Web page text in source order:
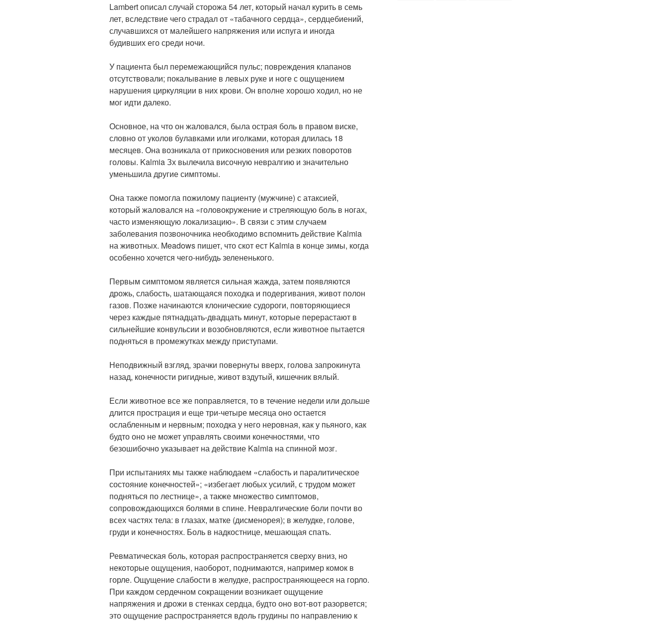
Lambert описал случай сторожа 54 лет, который начал курить в семь
лет, вследствие чего страдал от «табачного сердца», сердцебиений,
случавшихся от малейшего напряжения или испуга и иногда
будивших его среди ночи.
У пациента был перемежающийся пульс; повреждения клапанов
отсутствовали; покалывание в левых руке и ноге с ощущением
нарушения циркуляции в них крови. Он вполне хорошо ходил, но не
мог идти далеко.
Основное, на что он жаловался, была острая боль в правом виске,
словно от уколов булавками или иголками, которая длилась 18
месяцев. Она возникала от прикосновения или резких поворотов
головы. Kalmia Зх вылечила височную невралгию и значительно
уменьшила другие симптомы.
Она также помогла пожилому пациенту (мужчине) с атаксией,
который жаловался на «головокружение и стреляющую боль в ногах,
часто изменяющую локализацию». В связи с этим случаем
заболевания позвоночника необходимо вспомнить действие Kalmia
на животных. Meadows пишет, что скот ест Kalmia в конце зимы, когда
особенно хочется чего-нибудь зелененького.
Первым симптомом является сильная жажда, затем появляются
дрожь, слабость, шатающаяся походка и подергивания, живот полон
газов. Позже начинаются клонические судороги, повторяющиеся
через каждые пятнадцать-двадцать минут, которые перерастают в
сильнейшие конвульсии и возобновляются, если животное пытается
подняться в промежутках между приступами.
Неподвижный взгляд, зрачки повернуты вверх, голова запрокинута
назад, конечности ригидные, живот вздутый, кишечник вялый.
Если животное все же поправляется, то в течение недели или дольше
длится прострация и еще три-четыре месяца оно остается
ослабленным и нервным; походка у него неровная, как у пьяного, как
будто оно не может управлять своими конечностями, что
безошибочно указывает на действие Kalmia на спинной мозг.
При испытаниях мы также наблюдаем «слабость и паралитическое
состояние конечностей»; «избегает любых усилий, с трудом может
подняться по лестнице», а также множество симптомов,
сопровождающихся болями в спине. Невралгические боли почти во
всех частях тела: в глазах, матке (дисменорея); в желудке, голове,
груди и конечностях. Боль в надкостнице, мешающая спать.
Ревматическая боль, которая распространяется сверху вниз, но
некоторые ощущения, наоборот, поднимаются, например комок в
горле. Ощущение слабости в желудке, распространяющееся на горло.
При каждом сердечном сокращении возникает ощущение
напряжения и дрожи в стенках сердца, будто оно вот-вот разорвется;
это ощущение распространяется вдоль грудины по направлению к